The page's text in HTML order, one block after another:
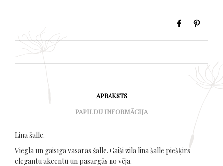
APRAKSTS
PAPILDU INFORMĀCIJA
Lina šalle.
Viegla un gaisīga vasaras šalle. Gaiši zilā lina šalle piešķirs
elegantu akcentu un pasargās no vēja.